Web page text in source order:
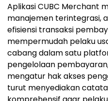
Aplikasi CUBC Merchant
manajemen terintegrasi,
efisiensi transaksi
mempermudah pelaku
cabang dalam satu
pengelolaan
mengatur hak akses
turut menyediakan